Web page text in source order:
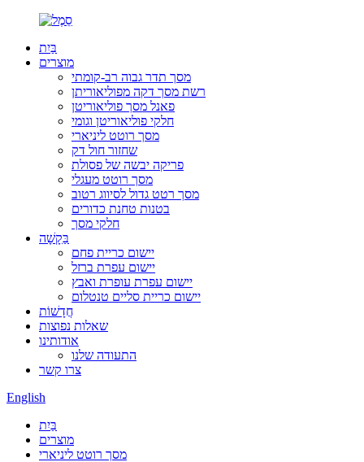
בַּיִת
מוצרים
מסך תדר גבוה רב-קומתי
רשת מסך דקה מפוליאוריתן
פאנל מסך פוליאוריטן
חלקי פוליאוריטן וגומי
מסך רוטט ליניארי
שחזור חול דק
פריקה יבשה של פסולת
מסך רוטט מעגלי
מסך רטט גדול לסיווג רטוב
בטנות טחנת כדורים
חלקי מסך
בַּקָשָׁה
יישום כריית פחם
יישום עפרת ברזל
יישום עפרת עופרת ואבץ
יישום כריית סליים טנטלום
חֲדָשׁוֹת
שאלות נפוצות
אודותינו
התעודה שלנו
צרו קשר
English
בַּיִת
מוצרים
מסך רוטט ליניארי